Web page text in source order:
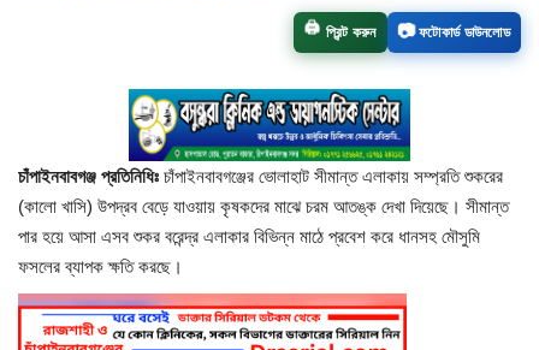
গোমস্তাপুর
ভোলাহাট
🖨️ প্রিন্ট করুন 📷 ফটোকার্ড ডাউনলোড
চাঁপাইনবাবগঞ্জ প্রতিনিধিঃ চাঁপাইনবাবগঞ্জের ভোলাহাট সীমান্ত এলাকায় সম্প্রতি শুকরের
(কালো খাসি) উপদ্রব বেড়ে যাওয়ায় কৃষকদের মাঝে চরম আতঙ্ক দেখা দিয়েছে। সীমান্ত
পার হয়ে আসা এসব শুকর বরেন্দ্র এলাকার বিভিন্ন মাঠে প্রবেশ করে ধানসহ মৌসুমি
ফসলের ব্যাপক ক্ষতি করছে।